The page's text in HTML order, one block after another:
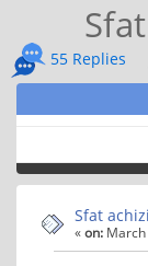
55 Replies
Sfat
«on: March